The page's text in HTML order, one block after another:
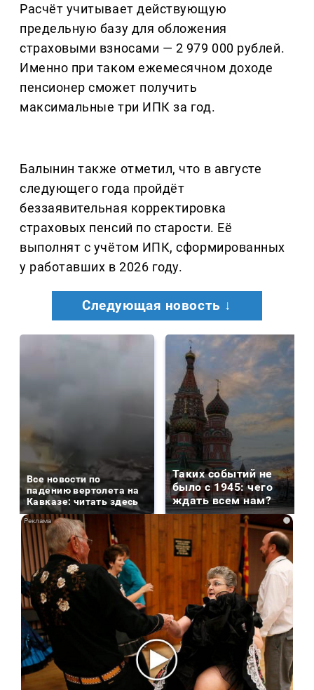
Расчёт учитывает действующую
предельную базу для обложения
страховыми взносами — 2 979 000 рублей.
Именно при таком ежемесячном доходе
пенсионер сможет получить
максимальные три ИПК за год.
Балынин также отметил, что в августе
следующего года пройдёт
беззаявительная корректировка
страховых пенсий по старости. Её
выполнят с учётом ИПК, сформированных
у работавших в 2026 году.
Следующая новость ↓
Все новости по
падению вертолета на
Кавказе: читать здесь
Таких событий не
было с 1945: чего
ждать всем нам?
i